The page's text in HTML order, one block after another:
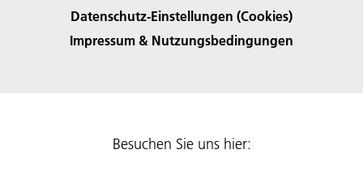
Datenschutz-Einstellungen (Cookies)
Impressum & Nutzungsbedingungen
Besuchen Sie uns hier: